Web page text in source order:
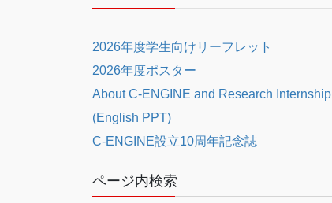
2026年度学生向けリーフレット
2026年度ポスター
About C-ENGINE and Research Internship
(English PPT)
C-ENGINE設立10周年記念誌
ページ内検索